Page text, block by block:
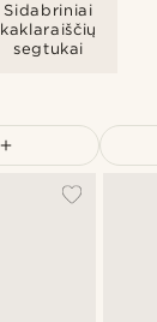
Sidabriniai
kaklaraiščių
segtukai